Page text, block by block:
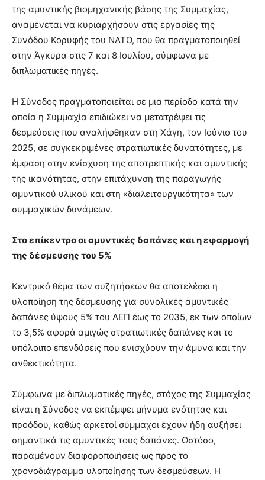
της αμυντικής βιομηχανικής βάσης της Συμμαχίας,
αναμένεται να κυριαρχήσουν στις εργασίες της
Συνόδου Κορυφής του ΝΑΤΟ, που θα πραγματοποιηθεί
στην Άγκυρα στις 7 και 8 Ιουλίου, σύμφωνα με
διπλωματικές πηγές.
Η Σύνοδος πραγματοποιείται σε μια περίοδο κατά την
οποία η Συμμαχία επιδιώκει να μετατρέψει τις
δεσμεύσεις που αναλήφθηκαν στη Χάγη, τον Ιούνιο του
2025, σε συγκεκριμένες στρατιωτικές δυνατότητες, με
έμφαση στην ενίσχυση της αποτρεπτικής και αμυντικής
της ικανότητας, στην επιτάχυνση της παραγωγής
αμυντικού υλικού και στη «διαλειτουργικότητα» των
συμμαχικών δυνάμεων.
Στο επίκεντρο οι αμυντικές δαπάνες και η εφαρμογή
της δέσμευσης του 5%
Κεντρικό θέμα των συζητήσεων θα αποτελέσει η
υλοποίηση της δέσμευσης για συνολικές αμυντικές
δαπάνες ύψους 5% του ΑΕΠ έως το 2035, εκ των οποίων
το 3,5% αφορά αμιγώς στρατιωτικές δαπάνες και το
υπόλοιπο επενδύσεις που ενισχύουν την άμυνα και την
ανθεκτικότητα.
Σύμφωνα με διπλωματικές πηγές, στόχος της Συμμαχίας
είναι η Σύνοδος να εκπέμψει μήνυμα ενότητας και
προόδου, καθώς αρκετοί σύμμαχοι έχουν ήδη αυξήσει
σημαντικά τις αμυντικές τους δαπάνες. Ωστόσο,
παραμένουν διαφοροποιήσεις ως προς το
χρονοδιάγραμμα υλοποίησης των δεσμεύσεων. Η